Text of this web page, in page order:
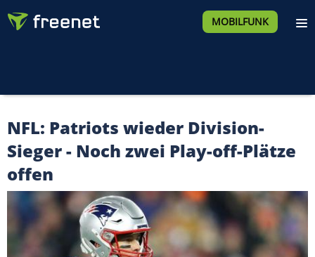
MOBILFUNK
NFL: Patriots wieder Division-
Sieger - Noch zwei Play-off-Plätze
offen